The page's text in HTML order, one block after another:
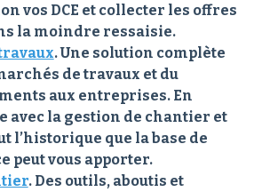
vos DCE et collecter les offres
la moindre ressaisie.
. Une solution complète
de travaux et du
aux entreprises. En
avec la gestion de chantier et
l’historique que la base de
peut vous apporter.
. Des outils, aboutis et